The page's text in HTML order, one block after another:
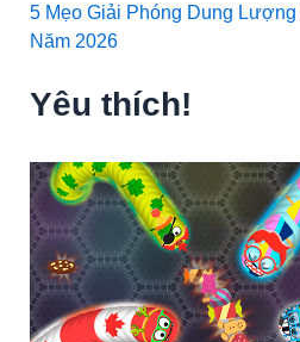
5 Mẹo Giải Phóng Dung
Năm 2026
Yêu thích!